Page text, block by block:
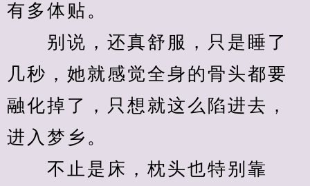
有多体贴。
别说，还真舒服，只是睡了
几秒，她就感觉全身的骨头都要
融化掉了，只想就这么陷进去，
进入梦乡。
不止是床，枕头也特别靠